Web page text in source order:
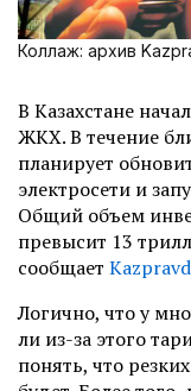
Коллаж: архив
В Казахстане
ЖКХ. В течение
планирует
электросети и
Общий объем
превысит 13
сообщает
Логично, что у
ли из-за этого
понять, что